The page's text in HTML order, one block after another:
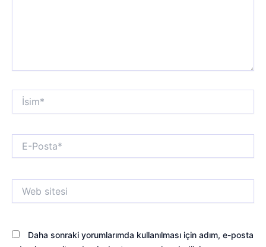
İsim*
Posta*
sitesi
Daha sonraki yorumlarımda kullanılması için adım, e-posta